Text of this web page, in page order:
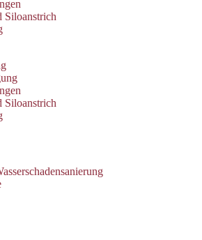
Siloanstrich
Siloanstrich